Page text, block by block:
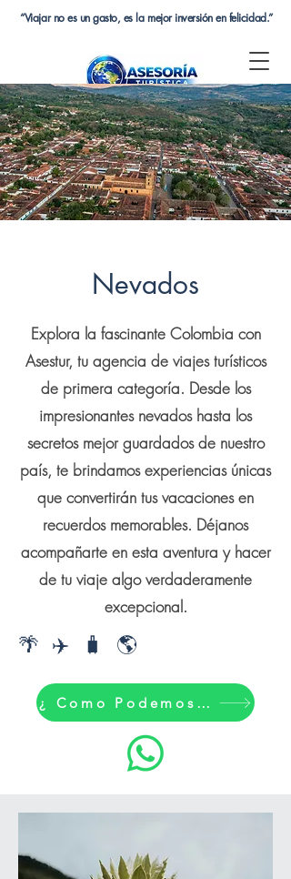
“Viajar no es un gasto, es la mejor inversión en felicidad.”
Nevados
Explora la fascinante Colombia con
Asestur, tu agencia de viajes turísticos
de primera categoría. Desde los
impresionantes nevados hasta los
secretos mejor guardados de nuestro
país, te brindamos experiencias únicas
que convertirán tus vacaciones en
recuerdos memorables. Déjanos
acompañarte en esta aventura y hacer
de tu viaje algo verdaderamente
excepcional.
🌴 ✈️ 🧳 🌎
¿ Como Podemos ayudarte?